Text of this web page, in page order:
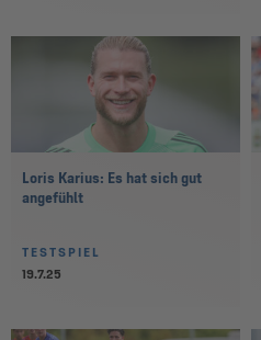
Loris Karius: Es hat sich gut
angefühlt
TESTSPIEL
19.7.25